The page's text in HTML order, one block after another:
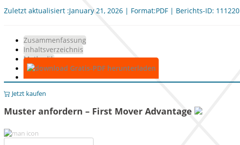
Zuletzt aktualisiert :January 21, 2026 | Format:PDF | Berichts-ID: 111220
Zusammenfassung
Inhaltsverzeichnis
Methodik
Gratis-PDF herunterladen
Jetzt kaufen
Muster anfordern – First Mover Advantage